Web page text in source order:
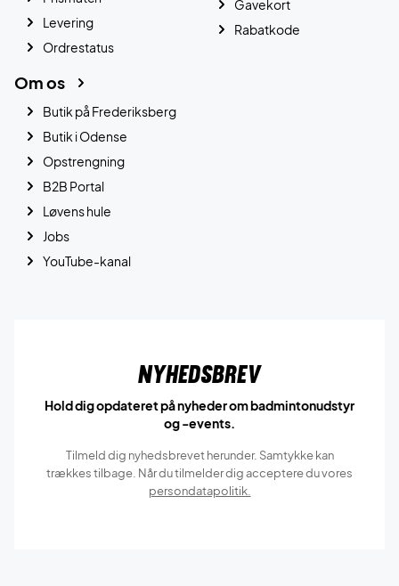
Levering
Ordrestatus
Gavekort
Rabatkode
Om os
Butik på Frederiksberg
Butik i Odense
Opstrengning
B2B Portal
Løvens hule
Jobs
YouTube-kanal
Nyhedsbrev
Hold dig opdateret på nyheder om badmintonudstyr
og -events.
Tilmeld dig nyhedsbrevet herunder. Samtykke kan
trækkes tilbage. Når du tilmelder dig acceptere du vores
persondatapolitik.